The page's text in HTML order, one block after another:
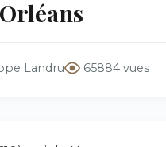
Landru 65884 vues